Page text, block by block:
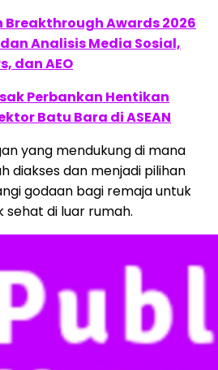
Breakthrough Awards 2026
Analisis Media Sosial,
dan AEO
Perbankan Hentikan
Batu Bara di ASEAN
yang mendukung di mana
diakses dan menjadi pilihan
godaan bagi remaja untuk
di luar rumah.